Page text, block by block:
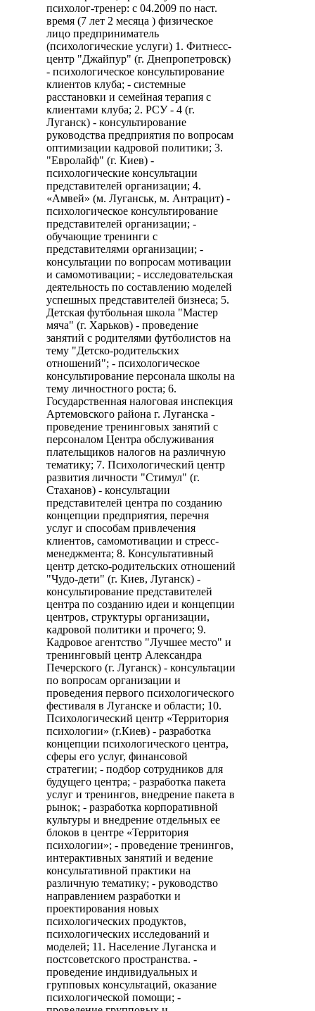
психолог-тренер: с 04.2009 по наст.
время (7 лет 2 месяца ) физическое
лицо предприниматель
(психологические услуги) 1. Фитнесс-
центр "Джайпур" (г. Днепропетровск)
- психологическое консультирование
клиентов клуба; - системные
расстановки и семейная терапия с
клиентами клуба; 2. РСУ - 4 (г.
Луганск) - консультирование
руководства предприятия по вопросам
оптимизации кадровой политики; 3.
"Евролайф" (г. Киев) -
психологические консультации
представителей организации; 4.
«Амвей» (м. Луганськ, м. Антрацит) -
психологическое консультирование
представителей организации; -
обучающие тренинги с
представителями организации; -
консультации по вопросам мотивации
и самомотивации; - исследовательская
деятельность по составлению моделей
успешных представителей бизнеса; 5.
Детская футбольная школа "Мастер
мяча" (г. Харьков) - проведение
занятий с родителями футболистов на
тему "Детско-родительских
отношений"; - психологическое
консультирование персонала школы на
тему личностного роста; 6.
Государственная налоговая инспекция
Артемовского района г. Луганска -
проведение тренинговых занятий с
персоналом Центра обслуживания
плательщиков налогов на различную
тематику; 7. Психологический центр
развития личности "Стимул" (г.
Стаханов) - консультации
представителей центра по созданию
концепции предприятия, перечня
услуг и способам привлечения
клиентов, самомотивации и стресс-
менеджмента; 8. Консультативный
центр детско-родительских отношений
"Чудо-дети" (г. Киев, Луганск) -
консультирование представителей
центра по созданию идеи и концепции
центров, структуры организации,
кадровой политики и прочего; 9.
Кадровое агентство "Лучшее место" и
тренинговый центр Александра
Печерского (г. Луганск) - консультации
по вопросам организации и
проведения первого психологического
фестиваля в Луганске и области; 10.
Психологический центр «Территория
психологии» (г.Киев) - разработка
концепции психологического центра,
сферы его услуг, финансовой
стратегии; - подбор сотрудников для
будущего центра; - разработка пакета
услуг и тренингов, внедрение пакета в
рынок; - разработка корпоративной
культуры и внедрение отдельных ее
блоков в центре «Территория
психологии»; - проведение тренингов,
интерактивных занятий и ведение
консультативной практики на
различную тематику; - руководство
направлением разработки и
проектирования новых
психологических продуктов,
психологических исследований и
моделей; 11. Население Луганска и
постсоветского пространства. -
проведение индивидуальных и
групповых консультаций, оказание
психологической помощи; -